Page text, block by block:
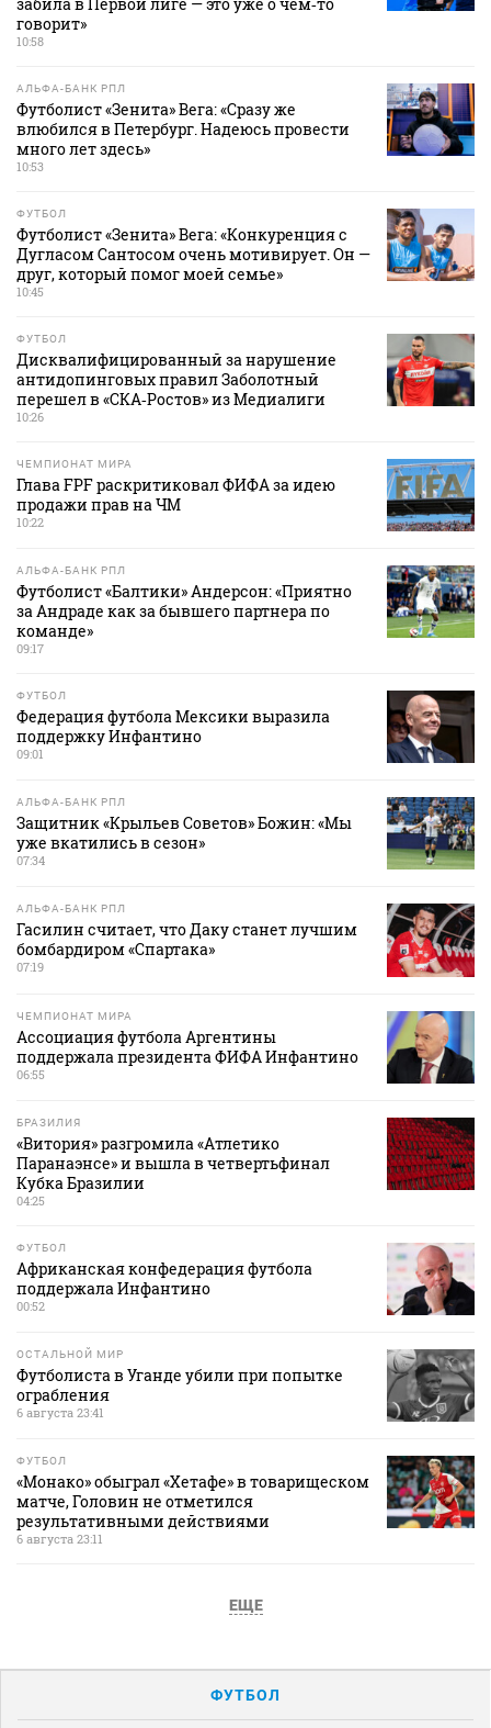
забила в Первой лиге — это уже о чем‑то
говорит»
10:58
АЛЬФА-БАНК РПЛ
Футболист «Зенита» Вега: «Сразу же
влюбился в Петербург. Надеюсь провести
много лет здесь»
10:53
ФУТБОЛ
Футболист «Зенита» Вега: «Конкуренция с
Дугласом Сантосом очень мотивирует. Он —
друг, который помог моей семье»
10:45
ФУТБОЛ
Дисквалифицированный за нарушение
антидопинговых правил Заболотный
перешел в «СКА‑Ростов» из Медиалиги
10:26
ЧЕМПИОНАТ МИРА
Глава FPF раскритиковал ФИФА за идею
продажи прав на ЧМ
10:22
АЛЬФА-БАНК РПЛ
Футболист «Балтики» Андерсон: «Приятно
за Андраде как за бывшего партнера по
команде»
09:17
ФУТБОЛ
Федерация футбола Мексики выразила
поддержку Инфантино
09:01
АЛЬФА-БАНК РПЛ
Защитник «Крыльев Советов» Божин: «Мы
уже вкатились в сезон»
07:34
АЛЬФА-БАНК РПЛ
Гасилин считает, что Даку станет лучшим
бомбардиром «Спартака»
07:19
ЧЕМПИОНАТ МИРА
Ассоциация футбола Аргентины
поддержала президента ФИФА Инфантино
06:55
БРАЗИЛИЯ
«Витория» разгромила «Атлетико
Паранаэнсе» и вышла в четвертьфинал
Кубка Бразилии
04:25
ФУТБОЛ
Африканская конфедерация футбола
поддержала Инфантино
00:52
ОСТАЛЬНОЙ МИР
Футболиста в Уганде убили при попытке
ограбления
6 августа 23:41
ФУТБОЛ
«Монако» обыграл «Хетафе» в товарищеском
матче, Головин не отметился
результативными действиями
6 августа 23:11
ЕЩЕ
ФУТБОЛ